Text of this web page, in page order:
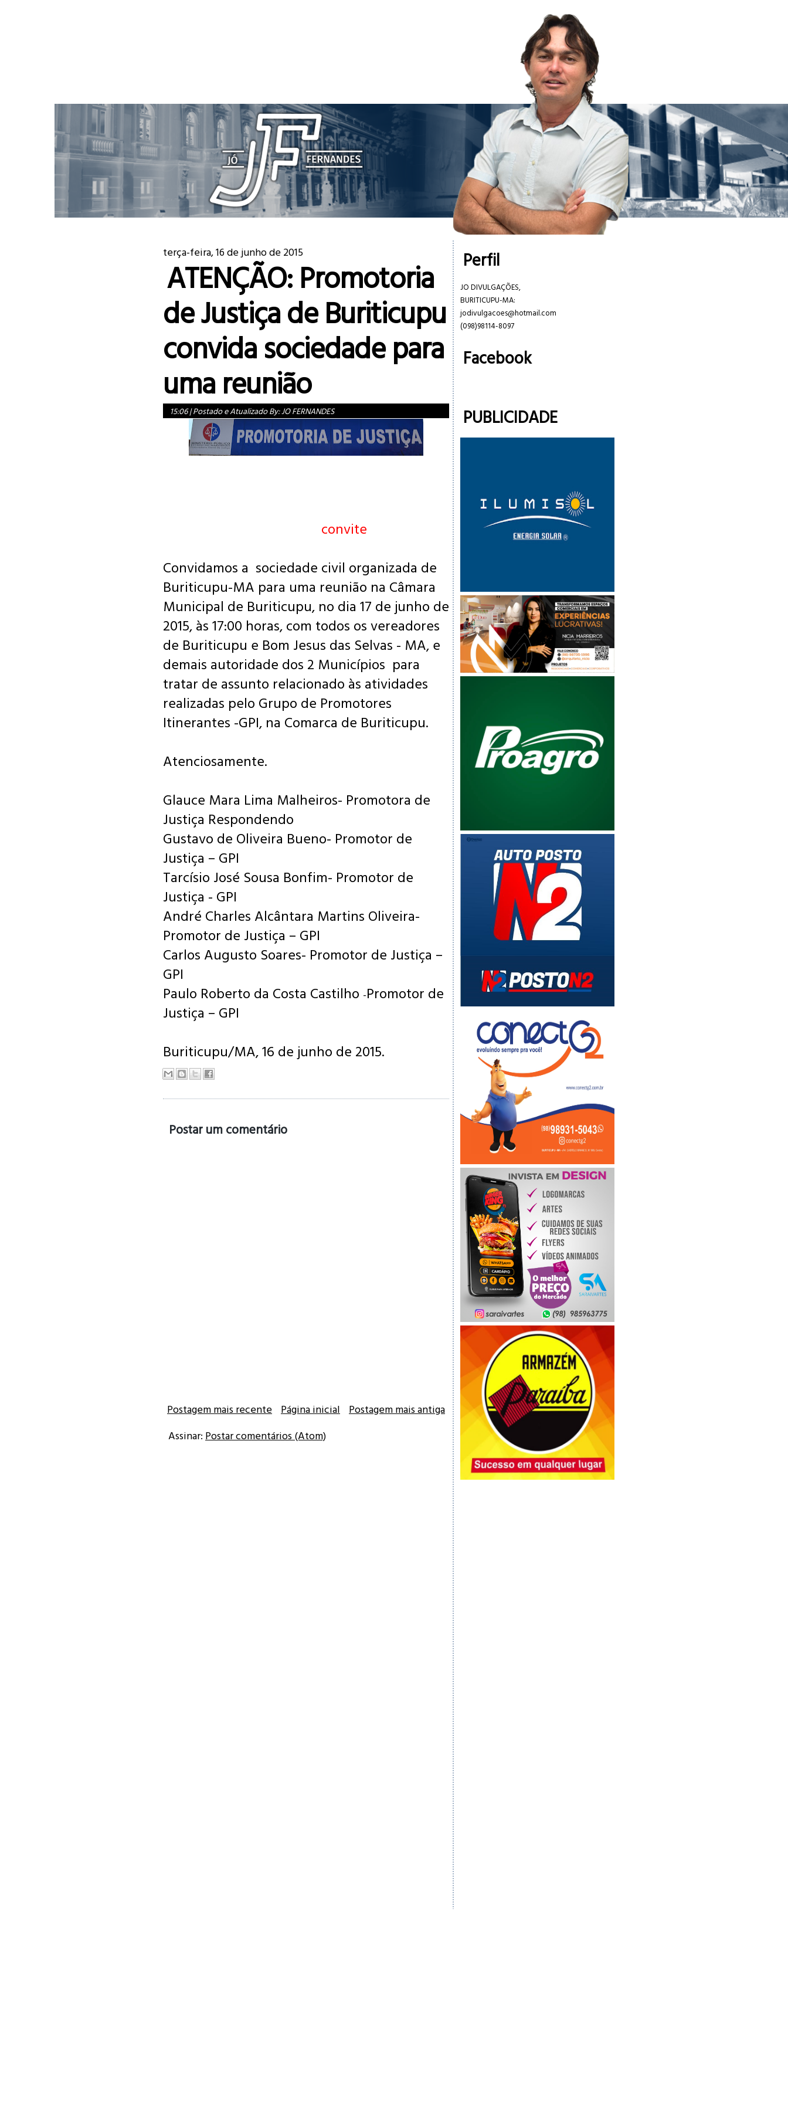
terça-feira, 16 de junho de 2015
ATENÇÃO: Promotoria
de Justiça de Buriticupu
convida sociedade para
uma reunião
15:06|Postado e Atualizado By:JO FERNANDES
convite
Convidamos a sociedade civil organizada de
Buriticupu-MA para uma reunião na Câmara
Municipal de Buriticupu, no dia 17 de junho de
2015, às 17:00 horas, com todos os vereadores
de Buriticupu e Bom Jesus das Selvas - MA, e
demais autoridade dos 2 Municípios para
tratar de assunto relacionado às atividades
realizadas pelo Grupo de Promotores
Itinerantes -GPI, na Comarca de Buriticupu.
Atenciosamente.
Glauce Mara Lima Malheiros- Promotora de
Justiça Respondendo
Gustavo de Oliveira Bueno- Promotor de
Justiça – GPI
Tarcísio José Sousa Bonfim- Promotor de
Justiça - GPI
André Charles Alcântara Martins Oliveira-
Promotor de Justiça – GPI
Carlos Augusto Soares- Promotor de Justiça –
GPI
Paulo Roberto da Costa Castilho -Promotor de
Justiça – GPI
Buriticupu/MA, 16 de junho de 2015.
Postar um comentário
Postagem mais recente Postagem mais antiga
Página inicial
Assinar: Postar comentários (Atom)
Perfil
JO DIVULGAÇÕES,
BURITICUPU-MA:
jodivulgacoes@hotmail.com
(098)98114-8097
Facebook
PUBLICIDADE